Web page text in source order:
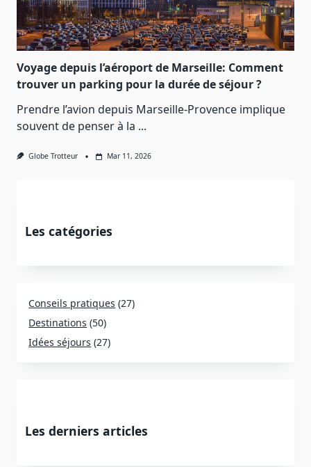
Voyage depuis l’aéroport de Marseille: Comment
trouver un parking pour la durée de séjour ?
Prendre l’avion depuis Marseille-Provence implique
souvent de penser à la ...
Globe Trotteur Mar 11, 2026
Les catégories
Conseils pratiques (27)
Destinations (50)
Idées séjours (27)
Les derniers articles